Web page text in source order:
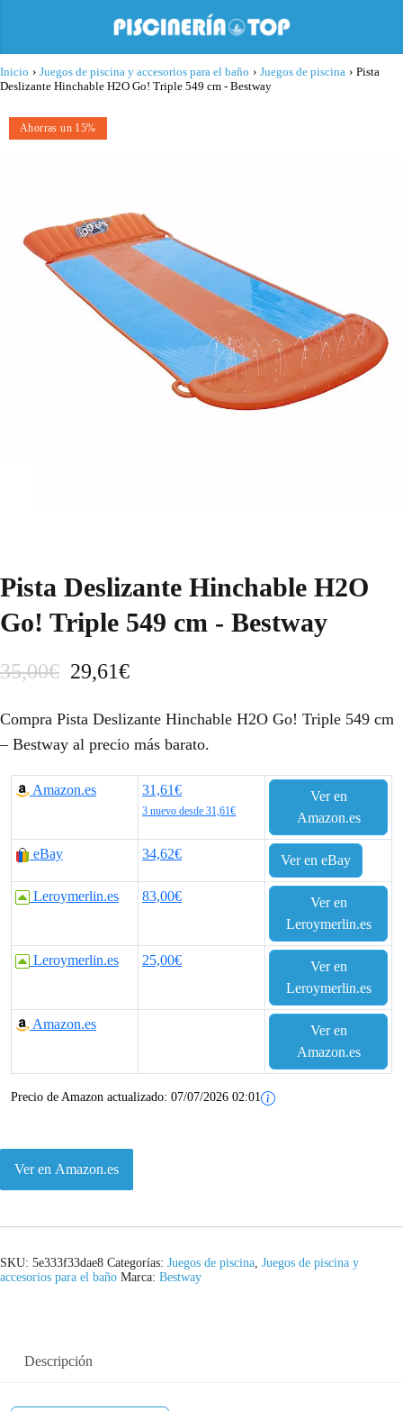
Inicio › Juegos de piscina y accesorios para el baño › Juegos de piscina › Pista
Deslizante Hinchable H2O Go! Triple 549 cm - Bestway
Ahorras un 15%
Pista Deslizante Hinchable H2O
Go! Triple 549 cm - Bestway
35,00€ E
p
r
c
i
o
o
i
i
a
r
a
3
29,61€E
p
r
c
i
a
t
a
e
s
9
Compra Pista Deslizante Hinchable H2O Go! Triple 549 cm
– Bestway al precio más barato.
Amazon.es 31,61€
3 nuevo desde 31,61€
Ver en
Amazon.es
eBay 34,62€ Ver en eBay
Leroymerlin.es 83,00€
Ver en
Leroymerlin.es
Leroymerlin.es 25,00€
Ver en
Leroymerlin.es
Amazon.es
Ver en
Amazon.es
Precio de Amazon actualizado: 07/07/2026 02:01
Ver en Amazon.es
SKU: 5e333f33dae8 Categorías: Juegos de piscina, Juegos de piscina y
accesorios para el baño Marca: Bestway
Descripción